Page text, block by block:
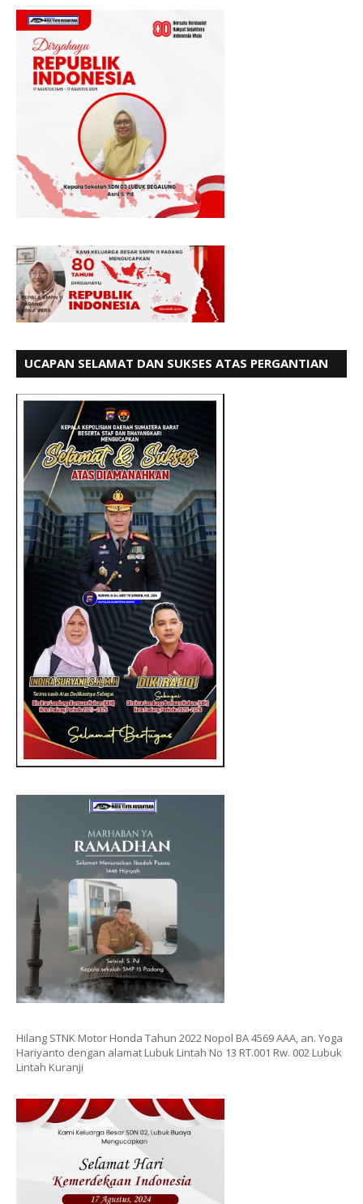
UCAPAN SELAMAT DAN SUKSES ATAS PERGANTIAN
Hilang STNK Motor Honda Tahun 2022 Nopol BA 4569 AAA, an. Yoga
Hariyanto dengan alamat Lubuk Lintah No 13 RT.001 Rw. 002 Lubuk
Lintah Kuranji